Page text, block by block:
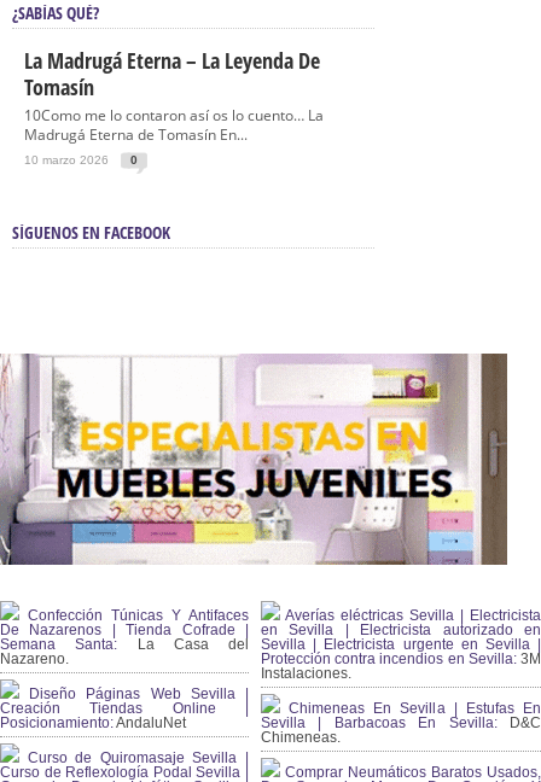
¿SABÍAS QUÉ?
La Madrugá Eterna – La Leyenda De
Tomasín
10Como me lo contaron así os lo cuento… La
Madrugá Eterna de Tomasín En...
10 marzo 2026 0
SÍGUENOS EN FACEBOOK
Confección Túnicas Y Antifaces
De Nazarenos | Tienda Cofrade |
Semana Santa: La Casa del
Nazareno.
Diseño Páginas Web Sevilla |
Creación Tiendas Online |
Posicionamiento:AndaluNet
Curso de Quiromasaje Sevilla |
Curso de Reflexología Podal Sevilla |
Averías eléctricas Sevilla | Electricista
en Sevilla | Electricista autorizado en
Sevilla | Electricista urgente en Sevilla |
Protección contra incendios en Sevilla:3M
Instalaciones.
Chimeneas En Sevilla | Estufas En
Sevilla | Barbacoas En Sevilla:D&C
Chimeneas.
Comprar Neumáticos Baratos Usados,